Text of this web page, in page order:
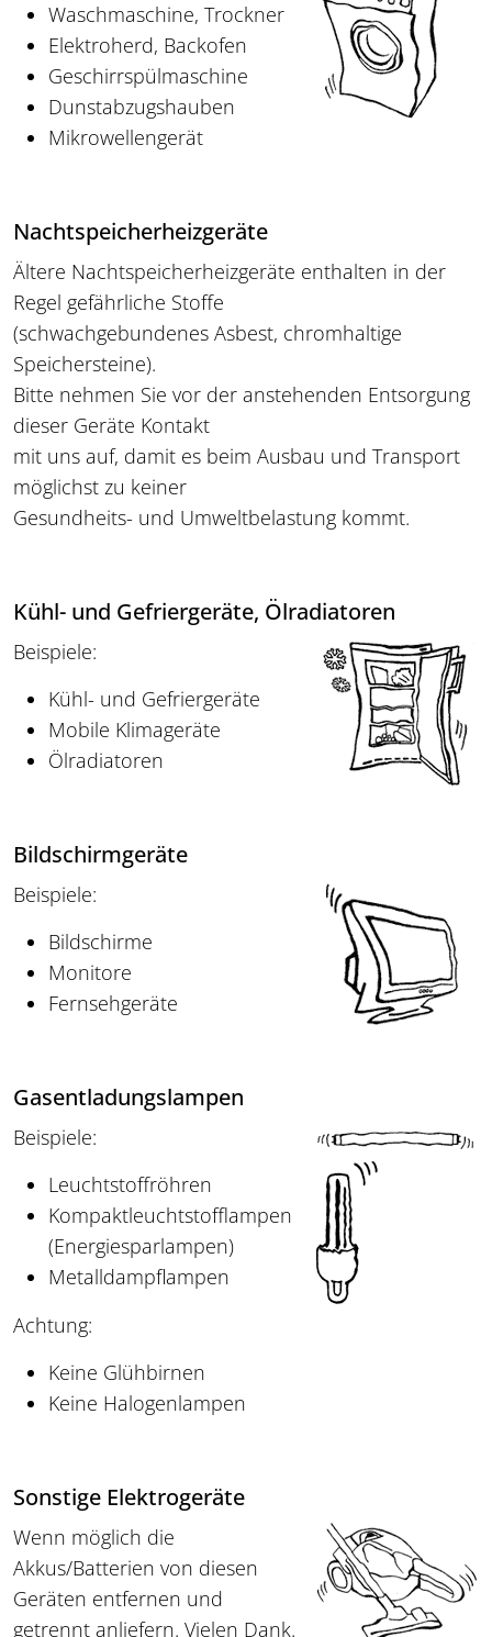
Waschmaschine, Trockner
Elektroherd, Backofen
Geschirrspülmaschine
Dunstabzugshauben
Mikrowellengerät
Nachtspeicherheizgeräte
Ältere Nachtspeicherheizgeräte enthalten in der
Regel gefährliche Stoffe
(schwachgebundenes Asbest, chromhaltige
Speichersteine).
Bitte nehmen Sie vor der anstehenden Entsorgung
dieser Geräte Kontakt
mit uns auf, damit es beim Ausbau und Transport
möglichst zu keiner
Gesundheits- und Umweltbelastung kommt.
Kühl- und Gefriergeräte, Ölradiatoren
Beispiele:
Kühl- und Gefriergeräte
Mobile Klimageräte
Ölradiatoren
Bildschirmgeräte
Beispiele:
Bildschirme
Monitore
Fernsehgeräte
Gasentladungslampen
Beispiele:
Leuchtstoffröhren
Kompaktleuchtstofflampen
(Energiesparlampen)
Metalldampflampen
Achtung:
Keine Glühbirnen
Keine Halogenlampen
Sonstige Elektrogeräte
Wenn möglich die
Akkus/Batterien von diesen
Geräten entfernen und
getrennt anliefern. Vielen Dank.